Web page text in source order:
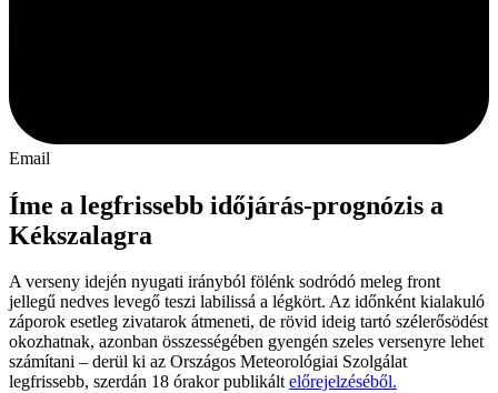
Email
Íme a legfrissebb időjárás-prognózis a
Kékszalagra
A verseny idején nyugati irányból fölénk sodródó meleg front
jellegű nedves levegő teszi labilissá a légkört. Az időnként kialakuló
záporok esetleg zivatarok átmeneti, de rövid ideig tartó szélerősödést
okozhatnak, azonban összességében gyengén szeles versenyre lehet
számítani – derül ki az Országos Meteorológiai Szolgálat
legfrissebb, szerdán 18 órakor publikáltelőrejelzéséből.